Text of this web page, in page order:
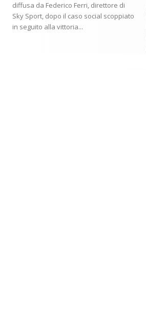
diffusa da Federico Ferri, direttore di
Sky Sport, dopo il caso social scoppiato
in seguito alla vittoria...